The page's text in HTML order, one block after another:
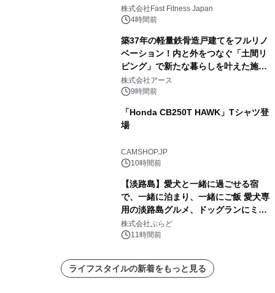
株式会社Fast Fitness Japan
4時間前
築37年の軽量鉄骨造戸建てをフルリノ
ベーション！内と外をつなぐ「土間リ
ビング」で新たな暮らしを叶えた施工
事例を株式会社アースが公開
株式会社アース
9時間前
「Honda CB250T HAWK」Tシャツ登
場
CAMSHOP.JP
10時間前
【淡路島】愛犬と一緒に過ごせる宿
で、一緒に泊まり、一緒にご飯 愛犬専
用の淡路島グルメ、ドッグランにミニ
プール グランピングとトレーラーハウ
スの2施設で
株式会社ぷらど
11時間前
ライフスタイルの新着をもっと見る